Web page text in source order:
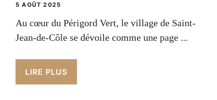
5 AOÛT 2025
Au cœur du Périgord Vert, le village de Saint-
Jean-de-Côle se dévoile comme une page ...
LIRE PLUS